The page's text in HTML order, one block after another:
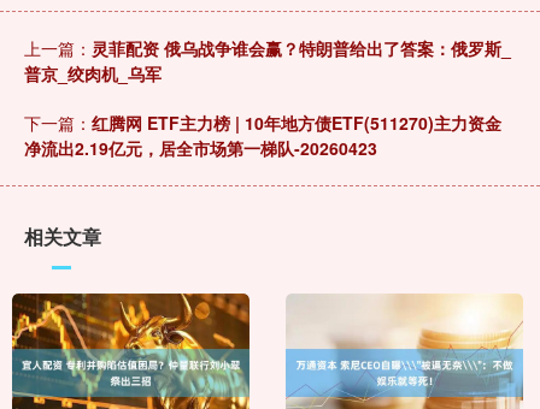
上一篇： 灵菲配资 俄乌战争谁会赢？特朗普给出了答案：俄罗斯_
普京_绞肉机_乌军
下一篇： 红腾网 ETF主力榜 | 10年地方债ETF(511270)主力资金
净流出2.19亿元，居全市场第一梯队-20260423
相关文章